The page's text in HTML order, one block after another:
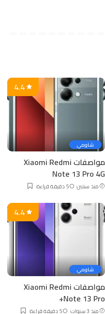
شاومي
4.4
مواصفات Xiaomi Redmi
Note 13 Pro 4G
منذ سنتين 5 دقيقة قراءة
شاومي
4.4
مواصفات Xiaomi Redmi
Note 13 Pro+
منذ 3 سنوات 5 دقيقة قراءة